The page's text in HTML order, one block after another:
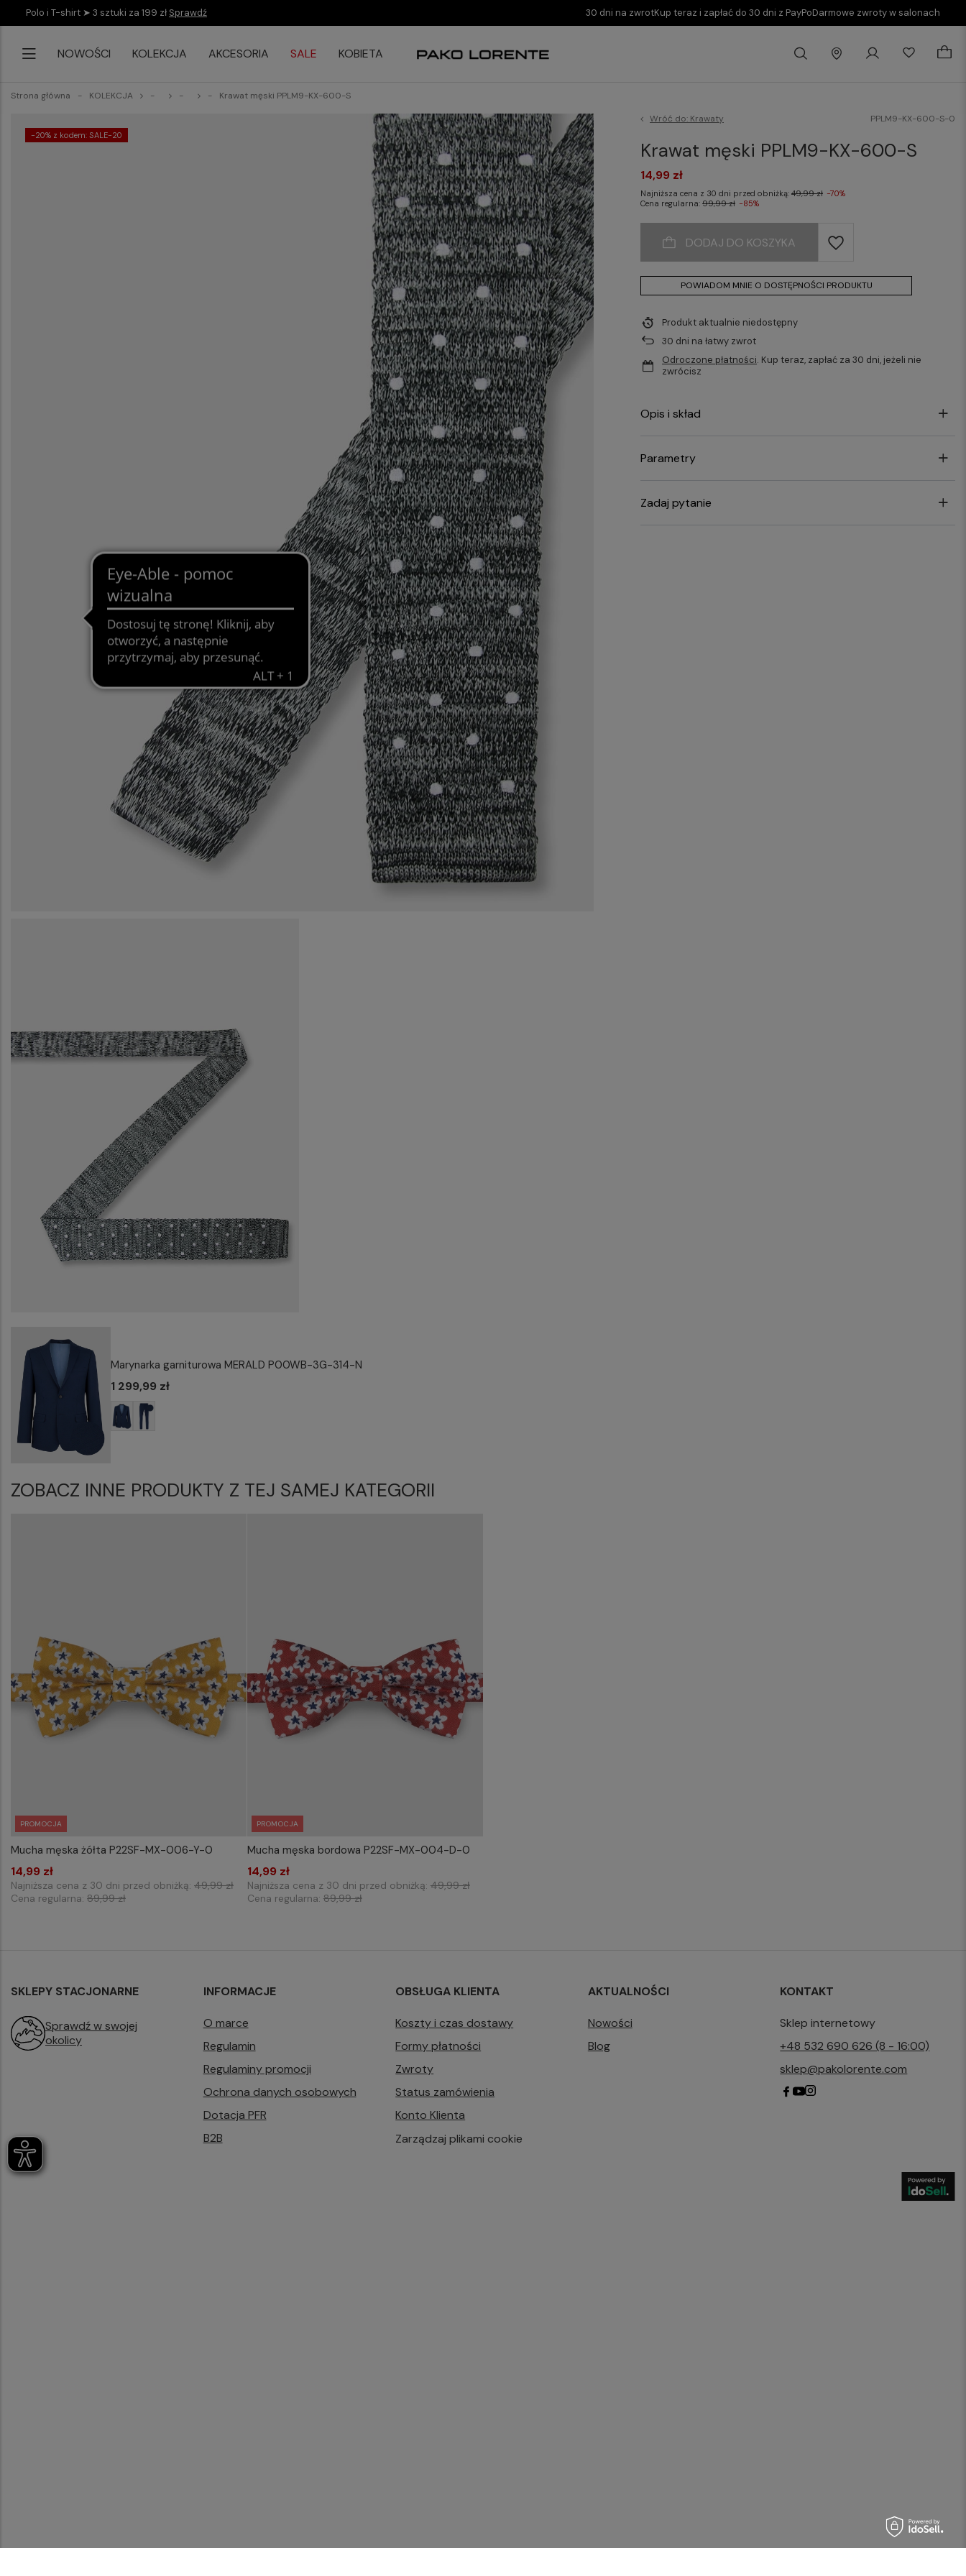
Polo i T-shirt ➤ 3 sztuki za 199 zł Sprawdź 30 dni na zwrotKup teraz i zapłać do 30 dni z PayPoDarmowe zwroty w salonach
NOWOŚCI KOLEKCJA AKCESORIA SALE KOBIETA
Strona główna KOLEKCJA Krawat męski PPLM9-KX-600-S
-20% z kodem: SALE-20
Wróć do: Krawaty PPLM9-KX-600-S-0
Krawat męski PPLM9-KX-600-S
14,99 zł
Najniższa cena z 30 dni przed obniżką:49,99 zł -70%
Cena regularna:99,99 zł -85%
DODAJ DO KOSZYKA
POWIADOM MNIE O DOSTĘPNOŚCI PRODUKTU
Produkt aktualnie niedostępny
30 dni na łatwy zwrot
Odroczone płatności. Kup teraz, zapłać za 30 dni, jeżeli nie
zwrócisz
Opis i skład
Parametry
Zadaj pytanie
Marynarka garniturowa MERALD P00WB-3G-314-N
1 299,99 zł
ZOBACZ INNE PRODUKTY Z TEJ SAMEJ KATEGORII
PROMOCJA
WYBIERZ ROZMIAR DO KOSZYKA
Mucha męska żółta P22SF-MX-006-Y-0
14,99 zł
Najniższa cena z 30 dni przed obniżką: 49,99 zł
Cena regularna: 89,99 zł
PROMOCJA
WYBIERZ ROZMIAR DO KOSZYKA
Mucha męska bordowa P22SF-MX-004-D-0
14,99 zł
Najniższa cena z 30 dni przed obniżką: 49,99 zł
Cena regularna: 89,99 zł
SKLEPY STACJONARNE
Sprawdź w swojej
okolicy
INFORMACJE
O marce
Regulamin
Regulaminy promocji
Ochrona danych osobowych
Dotacja PFR
B2B
OBSŁUGA KLIENTA
Koszty i czas dostawy
Formy płatności
Zwroty
Status zamówienia
Konto Klienta
Zarządzaj plikami cookie
AKTUALNOŚCI
Nowości
Blog
KONTAKT
Sklep internetowy
+48 532 690 626 (8 - 16:00)
sklep@pakolorente.com